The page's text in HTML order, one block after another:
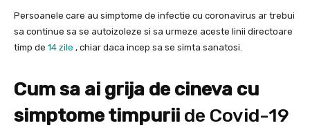
Persoanele care au simptome de infectie cu coronavirus ar trebui
sa continue sa se autoizoleze si sa urmeze aceste linii directoare
timp de 14 zile , chiar daca incep sa se simta sanatosi.
Cum sa ai grija de cineva cu
simptome timpurii de Covid-19